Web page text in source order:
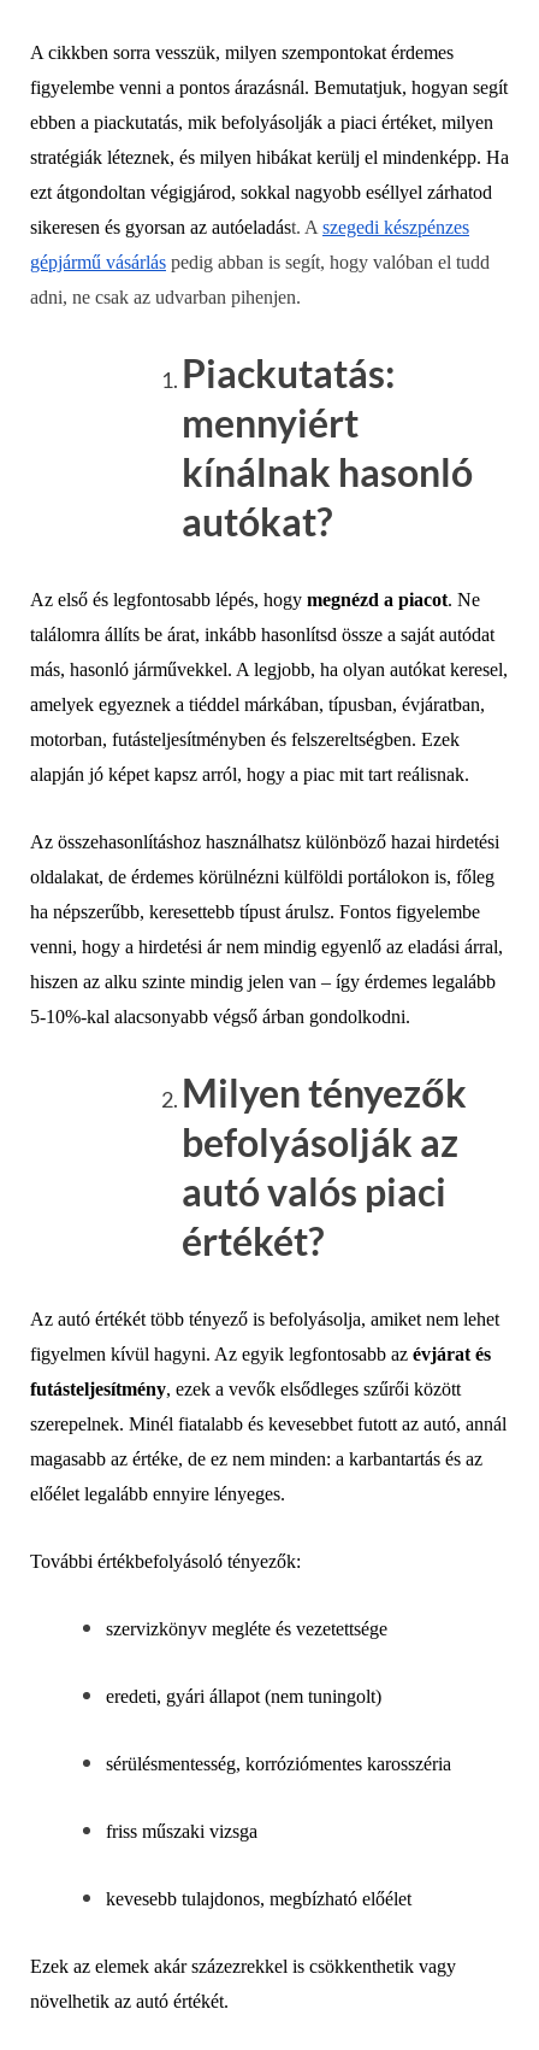
A cikkben sorra vesszük, milyen szempontokat érdemes
figyelembe venni a pontos árazásnál. Bemutatjuk, hogyan segít
ebben a piackutatás, mik befolyásolják a piaci értéket, milyen
stratégiák léteznek, és milyen hibákat kerülj el mindenképp. Ha
ezt átgondoltan végigjárod, sokkal nagyobb eséllyel zárhatod
sikeresen és gyorsan az autóeladást. Aszegedi készpénzes
gépjármű vásárlás pedig abban is segít, hogy valóban el tudd
adni, ne csak az udvarban pihenjen.
Piackutatás:
mennyiért
kínálnak hasonló
autókat?
Az első és legfontosabb lépés, hogy megnézd a piacot. Ne
találomra állíts be árat, inkább hasonlítsd össze a saját autódat
más, hasonló járművekkel. A legjobb, ha olyan autókat keresel,
amelyek egyeznek a tiéddel márkában, típusban, évjáratban,
motorban, futásteljesítményben és felszereltségben. Ezek
alapján jó képet kapsz arról, hogy a piac mit tart reálisnak.
Az összehasonlításhoz használhatsz különböző hazai hirdetési
oldalakat, de érdemes körülnézni külföldi portálokon is, főleg
ha népszerűbb, keresettebb típust árulsz. Fontos figyelembe
venni, hogy a hirdetési ár nem mindig egyenlő az eladási árral,
hiszen az alku szinte mindig jelen van – így érdemes legalább
5-10%-kal alacsonyabb végső árban gondolkodni.
Milyen tényezők
befolyásolják az
autó valós piaci
értékét?
Az autó értékét több tényező is befolyásolja, amiket nem lehet
figyelmen kívül hagyni. Az egyik legfontosabb az évjárat és
futásteljesítmény, ezek a vevők elsődleges szűrői között
szerepelnek. Minél fiatalabb és kevesebbet futott az autó, annál
magasabb az értéke, de ez nem minden: a karbantartás és az
előélet legalább ennyire lényeges.
További értékbefolyásoló tényezők:
szervizkönyv megléte és vezetettsége
eredeti, gyári állapot (nem tuningolt)
sérülésmentesség, korróziómentes karosszéria
friss műszaki vizsga
kevesebb tulajdonos, megbízható előélet
Ezek az elemek akár százezrekkel is csökkenthetik vagy
növelhetik az autó értékét.